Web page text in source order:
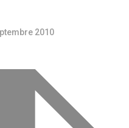
2010